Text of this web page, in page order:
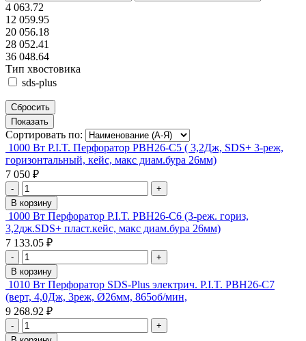
4 063.72
12 059.95
20 056.18
28 052.41
36 048.64
Тип хвостовика
sds-plus
Сортировать по:
1000 Вт P.I.T. Перфоратор РВН26-С5 ( 3,2Дж, SDS+ 3-реж,
горизонтальный, кейс, макс диам.бура 26мм)
7 050 ₽
-
+
В корзину
1000 Вт Перфоратор P.I.T. PBH26-C6 (3-реж. гориз,
3,2дж.SDS+ пласт.кейс, макс диам.бура 26мм)
7 133.05 ₽
-
+
В корзину
1010 Вт Перфоратор SDS-Plus электрич. P.I.T. PBH26-C7
(верт, 4,0Дж, 3реж, Ø26мм, 865об/мин,
9 268.92 ₽
-
+